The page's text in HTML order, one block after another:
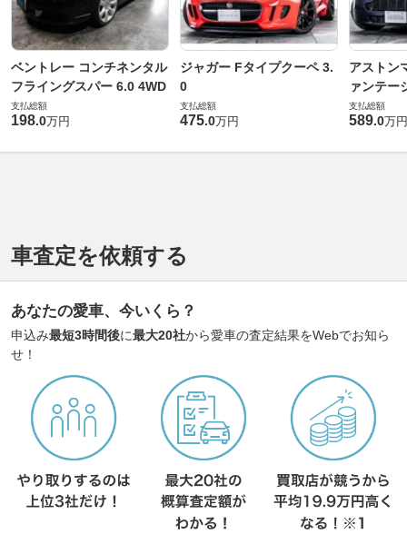
ベントレー コンチネンタル
フライングスパー 6.0 4WD
支払総額
198.0万円
ジャガー Fタイプクーペ 3.
0
支払総額
475.0万円
アストン
ァンテー
支払総額
589.0万円
車査定を依頼する
あなたの愛車、今いくら？
申込み最短3時間後に最大20社から愛車の査定結果をWebでお知ら
せ！